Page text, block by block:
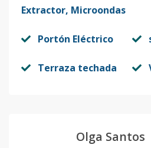
Extractor, Microondas
Portón Eléctrico
Terraza techada
Olga Santos